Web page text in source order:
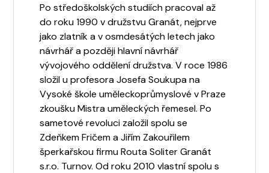
Po středoškolských studiích pracoval až
do roku 1990 v družstvu Granát, nejprve
jako zlatník a v osmdesátých letech jako
návrhář a později hlavní návrhář
vývojového oddělení družstva. V roce 1986
složil u profesora Josefa Soukupa na
Vysoké škole uměleckoprůmyslové v Praze
zkoušku Mistra uměleckých řemesel. Po
sametové revoluci založil spolu se
Zdeňkem Fričem a Jiřím Zakouřilem
šperkařskou firmu Routa Soliter Granát
s.r.o. Turnov. Od roku 2010 vlastní spolu s